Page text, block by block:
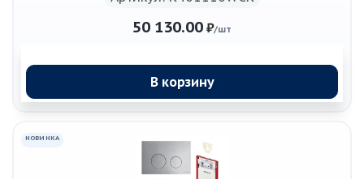
50 130.00 ₽/шт
В корзину
НОВИНКА